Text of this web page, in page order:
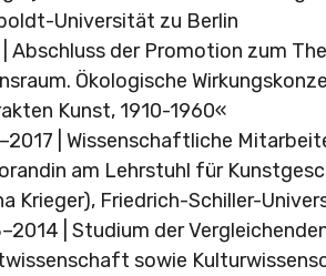
Universität zu Berlin
Abschluss der Promotion zum
Ökologische
Kunst, 1910-1960«
| Wissenschaftliche
am Lehrstuhl für
Krieger), Friedrich-Schiller-
| Studium der
sowie